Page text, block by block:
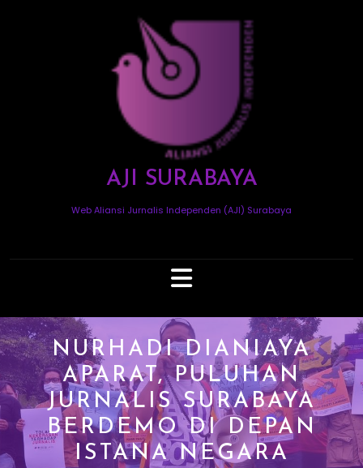
AJI SURABAYA
Web Aliansi Jurnalis Independen (AJI) Surabaya
Open
Button
NURHADI DIANIAYA
APARAT, PULUHAN
JURNALIS SURABAYA
BERDEMO DI DEPAN
ISTANA NEGARA